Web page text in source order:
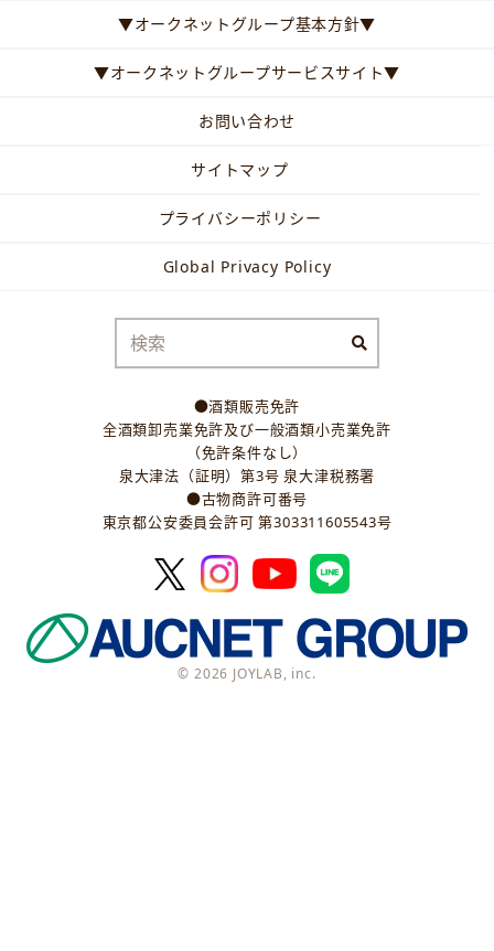
▼オークネットグループ基本方針▼
▼オークネットグループサービスサイト▼
お問い合わせ
サイトマップ
プライバシーポリシー
Global Privacy Policy
●酒類販売免許
全酒類卸売業免許及び一般酒類小売業免許
（免許条件なし）
泉大津法（証明）第3号 泉大津税務署
●古物商許可番号
東京都公安委員会許可 第303311605543号
© 2026 JOYLAB, inc.